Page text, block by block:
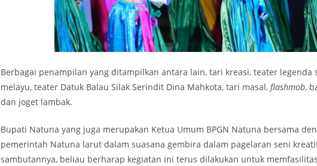
Berbagai penampilan yang ditampilkan antara lain, tari kreasi, teater legenda
melayu, teater Datuk Balau Silak Serindit Dina Mahkota, tari masal, flashmob,
dan joget lambak.
Bupati Natuna yang juga merupakan Ketua Umum BPGN Natuna bersama
pemerintah Natuna larut dalam suasana gembira dalam pagelaran seni
sambutannya, beliau berharap kegiatan ini terus dilakukan untuk